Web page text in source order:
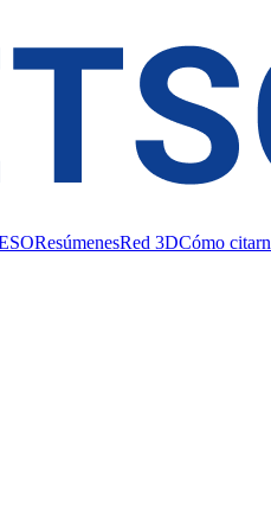
ResúmenesRed 3DCómo